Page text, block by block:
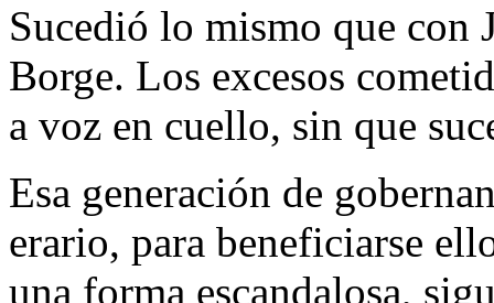
Sucedió lo mismo que con
Borge. Los excesos
a voz en cuello, sin que
Esa generación de
erario, para beneficiarse
una forma escandalosa,